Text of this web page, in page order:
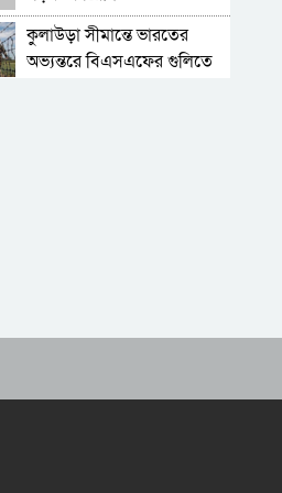
কুলাউড়া সীমান্তে ভারতের
অভ্যন্তরে বিএসএফের গুলিতে
ছয়তলা ভবনের কার্নিশে পা